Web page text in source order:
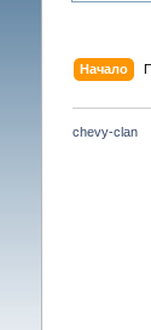
Начало
chevy-clan